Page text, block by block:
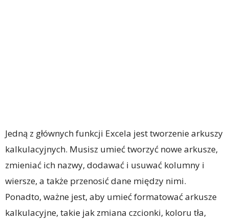
Jedną z głównych funkcji Excela jest tworzenie arkuszy
kalkulacyjnych. Musisz umieć tworzyć nowe arkusze,
zmieniać ich nazwy, dodawać i usuwać kolumny i
wiersze, a także przenosić dane między nimi.
Ponadto, ważne jest, aby umieć formatować arkusze
kalkulacyjne, takie jak zmiana czcionki, koloru tła,